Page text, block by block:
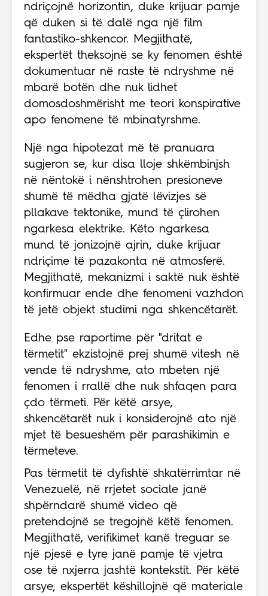
ndriçojnë horizontin, duke krijuar pamje
që duken si të dalë nga një film
fantastiko-shkencor. Megjithatë,
ekspertët theksojnë se ky fenomen është
dokumentuar në raste të ndryshme në
mbarë botën dhe nuk lidhet
domosdoshmërisht me teori konspirative
apo fenomene të mbinatyrshme.
Një nga hipotezat më të pranuara
sugjeron se, kur disa lloje shkëmbinjsh
në nëntokë i nënshtrohen presioneve
shumë të mëdha gjatë lëvizjes së
pllakave tektonike, mund të çlirohen
ngarkesa elektrike. Këto ngarkesa
mund të jonizojnë ajrin, duke krijuar
ndriçime të pazakonta në atmosferë.
Megjithatë, mekanizmi i saktë nuk është
konfirmuar ende dhe fenomeni vazhdon
të jetë objekt studimi nga shkencëtarët.
Edhe pse raportime për "dritat e
tërmetit" ekzistojnë prej shumë vitesh në
vende të ndryshme, ato mbeten një
fenomen i rrallë dhe nuk shfaqen para
çdo tërmeti. Për këtë arsye,
shkencëtarët nuk i konsiderojnë ato një
mjet të besueshëm për parashikimin e
tërmeteve.
Pas tërmetit të dyfishtë shkatërrimtar në
Venezuelë, në rrjetet sociale janë
shpërndarë shumë video që
pretendojnë se tregojnë këtë fenomen.
Megjithatë, verifikimet kanë treguar se
një pjesë e tyre janë pamje të vjetra
ose të nxjerra jashtë kontekstit. Për këtë
arsye, ekspertët këshillojnë që materiale